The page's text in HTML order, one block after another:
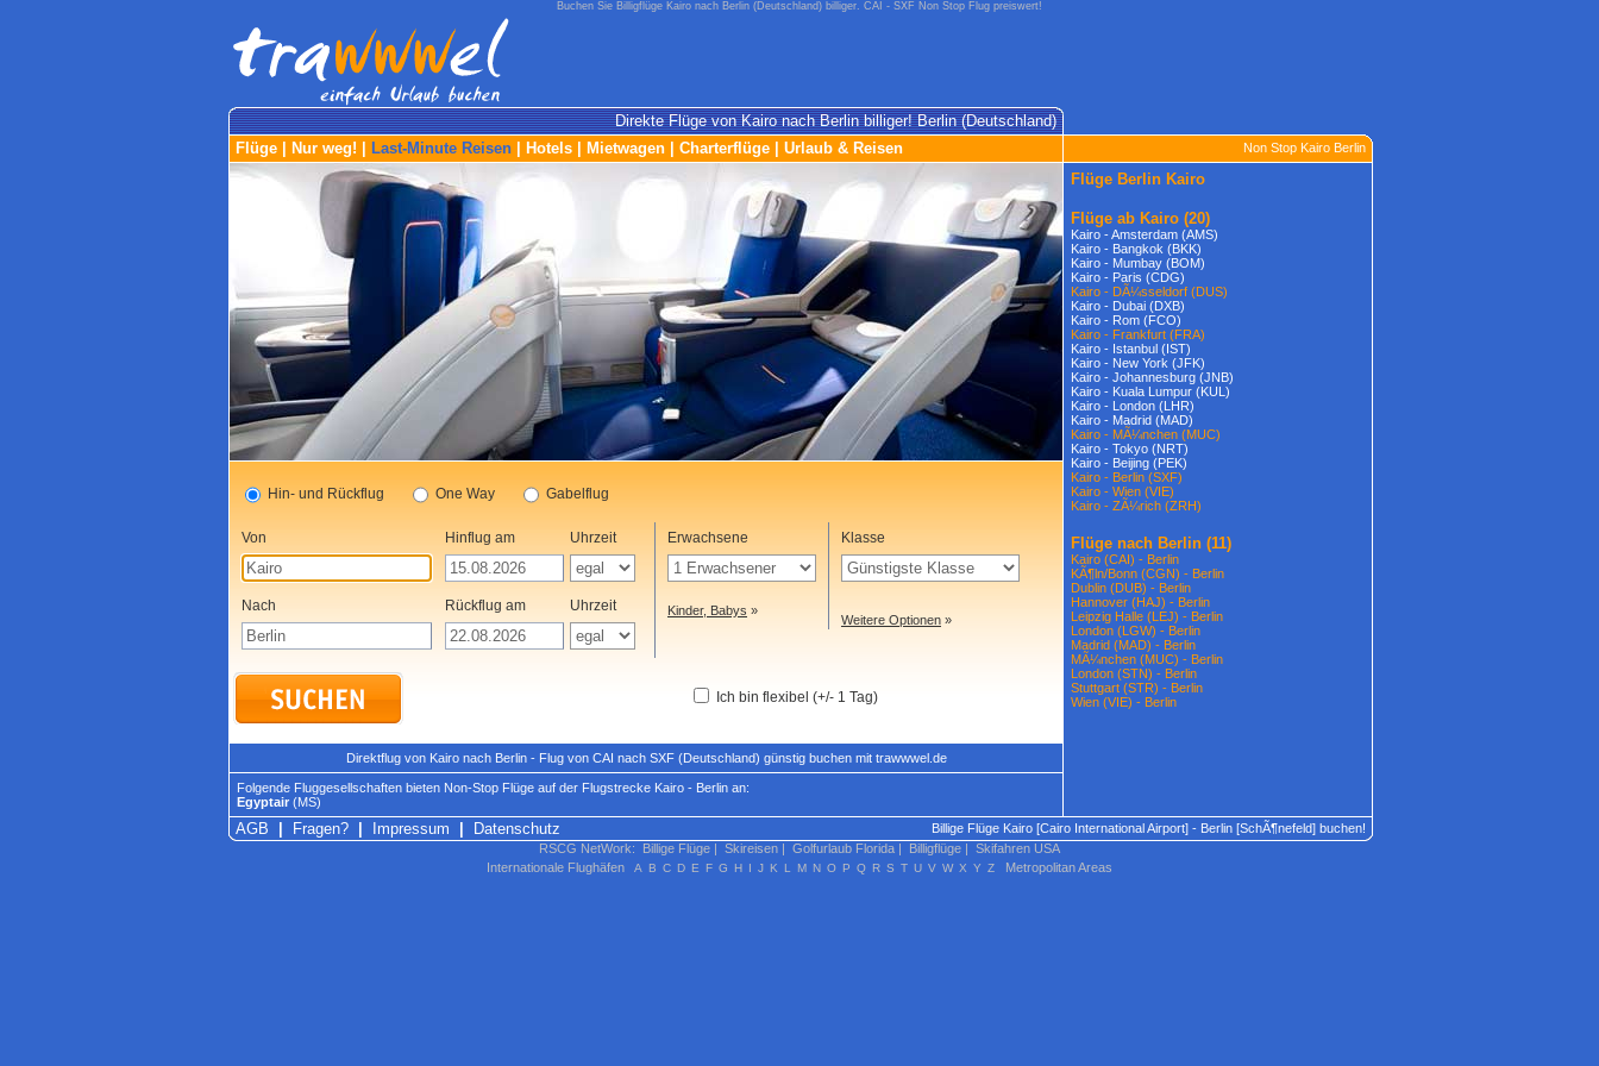
Buchen Sie Billigflüge Kairo nach Berlin (Deutschland) billiger. CAI - SXF Non Stop Flug preiswert!
Direkte Flüge von Kairo nach Berlin billiger! Berlin (Deutschland)
Flüge
Nur weg! Last-Minute Reisen Hotels Mietwagen Charterflüge Urlaub & Reisen Non Stop Kairo Berlin
Hin- und Rückflug One Way Gabelflug
Von Hinflug am Uhrzeit
Nach Rückflug am Uhrzeit
Erwachsene
Kinder, Babys »
Klasse
Weitere Optionen »
Ich bin flexibel (+/- 1 Tag)
Direktflug von Kairo nach Berlin - Flug von CAI nach SXF (Deutschland) günstig buchen mit trawwwel.de
Folgende Fluggesellschaften bieten Non-Stop Flüge auf der Flugstrecke Kairo - Berlin an:
Egyptair (MS)
Flüge Berlin Kairo
Flüge ab Kairo (20)
Kairo - Amsterdam (AMS)
Kairo - Bangkok (BKK)
Kairo - Mumbay (BOM)
Kairo - Paris (CDG)
Kairo - DÃ¼sseldorf (DUS)
Kairo - Dubai (DXB)
Kairo - Rom (FCO)
Kairo - Frankfurt (FRA)
Kairo - Istanbul (IST)
Kairo - New York (JFK)
Kairo - Johannesburg (JNB)
Kairo - Kuala Lumpur (KUL)
Kairo - London (LHR)
Kairo - Madrid (MAD)
Kairo - MÃ¼nchen (MUC)
Kairo - Tokyo (NRT)
Kairo - Beijing (PEK)
Kairo - Berlin (SXF)
Kairo - Wien (VIE)
Kairo - ZÃ¼rich (ZRH)
Flüge nach Berlin (11)
Kairo (CAI) - Berlin
KÃ¶ln/Bonn (CGN) - Berlin
Dublin (DUB) - Berlin
Hannover (HAJ) - Berlin
Leipzig Halle (LEJ) - Berlin
London (LGW) - Berlin
Madrid (MAD) - Berlin
MÃ¼nchen (MUC) - Berlin
London (STN) - Berlin
Stuttgart (STR) - Berlin
Wien (VIE) - Berlin
AGB Fragen? Impressum Datenschutz
Billige Flüge Kairo [Cairo International Airport] - Berlin [SchÃ¶nefeld] buchen!
RSCG NetWork: Billige Flüge | Skireisen | Golfurlaub Florida | Billigflüge | Skifahren USA
Internationale Flughäfen
A B C D E F G H I J K L M N O P Q R S T U V W X Y Z Metropolitan Areas